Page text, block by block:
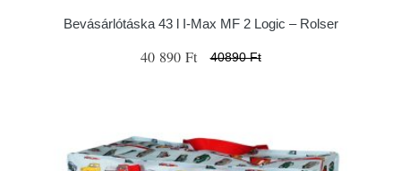
Bevásárlótáska 43 l I-Max MF 2 Logic – Rolser
40 890 Ft 40890 Ft